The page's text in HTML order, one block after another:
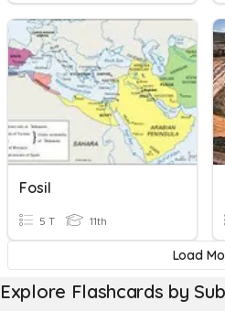
Fosil
5 T 11th
Load
Explore Flashcards by